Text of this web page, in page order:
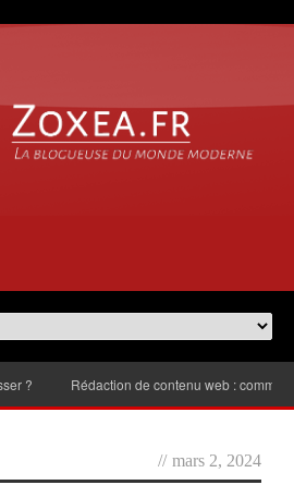
Rédaction de contenu web : comment
// mars 2, 2024